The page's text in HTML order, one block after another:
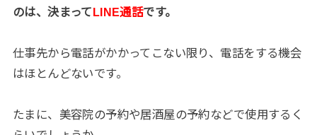
のは、決まってLINE通話です。
仕事先から電話がかかってこない限り、電話をする機会
はほとんどないです。
たまに、美容院の予約や居酒屋の予約などで使用するく